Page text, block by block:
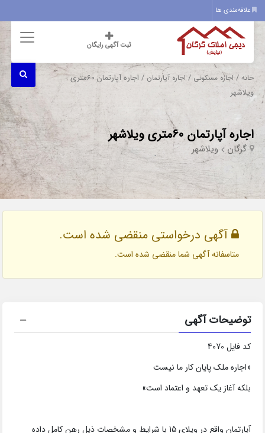
علاقه‌مندی ها
ثبت آگهی رایگان
خانه /اجاره مسکونی/ اجاره آپارتمان
/ اجاره آپارتمان 60متری
ویلاشهر
اجاره آپارتمان 60متری ویلاشهر
گرگان ویلاشهر
آگهی درخواستی منقضی شده است.
متاسفانه آگهی شما منقضی شده است.
توضیحات آگهی
کد فایل 4070
«اجاره ملک پایان کار ما نیست
بلکه آغاز یک تعهد و اعتماد است»
آپارتمان واقع در ویلای 15 با شرایط و مشخصات ذیل رهن کامل داده